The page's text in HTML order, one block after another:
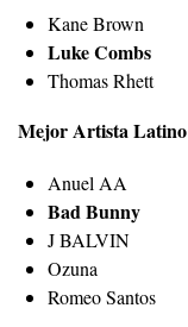
Kane Brown
Luke Combs
Thomas Rhett
Mejor Artista Latino
Anuel AA
Bad Bunny
J BALVIN
Ozuna
Romeo Santos